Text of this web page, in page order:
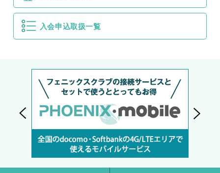
入会申込取扱一覧